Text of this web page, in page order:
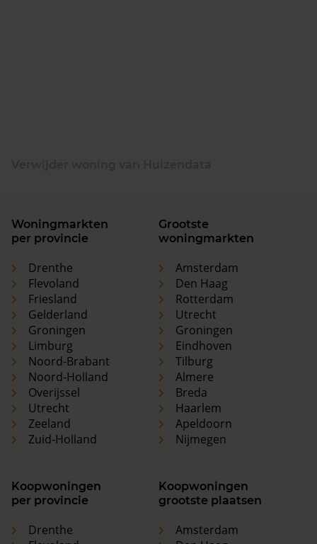
Woningmarkten
per provincie
Drenthe
Flevoland
Friesland
Gelderland
Groningen
Limburg
Noord-Brabant
Noord-Holland
Overijssel
Utrecht
Zeeland
Zuid-Holland
Grootste
woningmarkten
Amsterdam
Den Haag
Rotterdam
Utrecht
Groningen
Eindhoven
Tilburg
Almere
Breda
Haarlem
Apeldoorn
Nijmegen
Koopwoningen
per provincie
Drenthe
Koopwoningen
grootste plaatsen
Amsterdam